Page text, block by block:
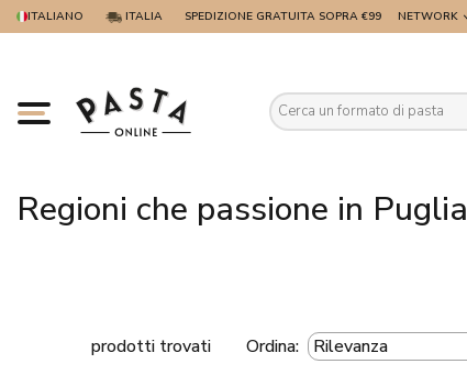
ITALIANO ITALIA SPEDIZIONE GRATUITA SOPRA €99 NETWORK
Regioni che passione in Puglia
prodotti trovati Ordina: